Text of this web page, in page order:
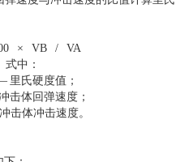
× VB /
VA
式中：
里氏硬度值；
击体回弹速度；
冲击体冲击速度。